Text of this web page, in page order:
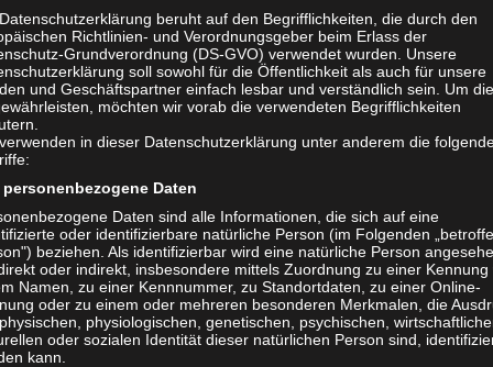
beruht auf den Begrifflichkeiten, die durch den
Richtlinien- und Verordnungsgeber beim Erlass der
Grundverordnung (DS-GVO) verwendet wurden. Unsere
soll sowohl für die Öffentlichkeit als auch für unsere
und Geschäftspartner einfach lesbar und verständlich sein. Um
möchten wir vorab die verwendeten Begrifflichkeiten
in dieser Datenschutzerklärung unter anderem die
Daten
Daten sind alle Informationen, die sich auf eine
oder identifizierbare natürliche Person (im Folgenden
beziehen. Als identifizierbar wird eine natürliche Person
oder indirekt, insbesondere mittels Zuordnung zu einer Kennung
Namen, zu einer Kennnummer, zu Standortdaten, zu einer Online-
oder zu einem oder mehreren besonderen Merkmalen, die
physiologischen, genetischen, psychischen,
oder sozialen Identität dieser natürlichen Person sind,
kann.